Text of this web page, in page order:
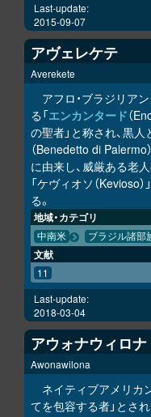
Last-update:
2015-09-07
アヴェレケテ
Averekete
アフロ・ブラジリア
る「エンカンタード（
の聖者」と称され、黒
（Benedetto di
に由来し、威厳ある老人
「ケヴィオソ（Kevioso
る。
地域・カテゴリ
中南米 ブラジル諸部
文献
11
Last-update:
2018-03-04
アウォナウィロナ
Awonawilona
ネイティブアメリカ
てを包容する者」とさ